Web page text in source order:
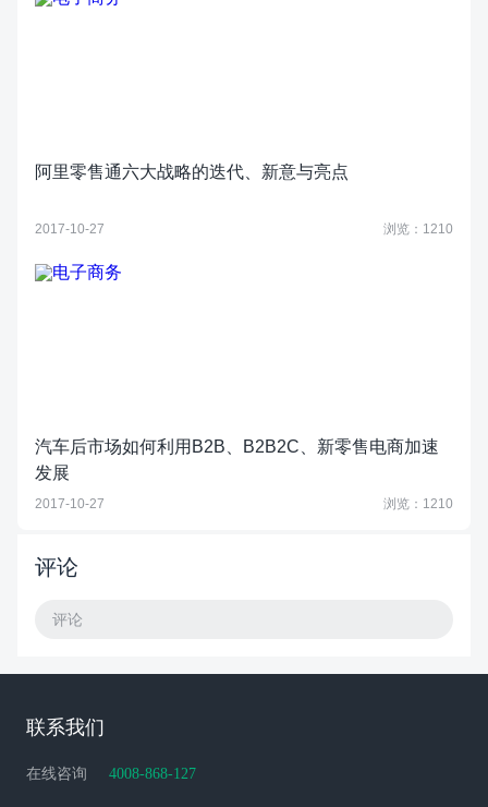
阿里零售通六大战略的迭代、新意与亮点
2017-10-27 浏览：1210
汽车后市场如何利用B2B、B2B2C、新零售电商加速
发展
2017-10-27 浏览：1210
评论
评论
联系我们
在线咨询 4008-868-127